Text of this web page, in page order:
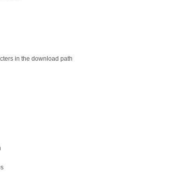
in the download path